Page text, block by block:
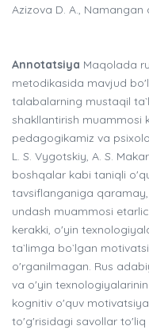
Azizova D. A.,
Annotatsiya Maqolada
metodikasida mavjud
talabalarning mustaqil
shakllantirish muammosi
pedagogikamiz va
L. S. Vygotskiy, A. S.
boshqalar kabi taniqli
tavsiflanganiga
undash muammosi
kerakki, o'yin
ta`limga bo`lgan
o'rganilmagan. Rus
va o'yin
kognitiv o'quv
to'g'risidagi savollar